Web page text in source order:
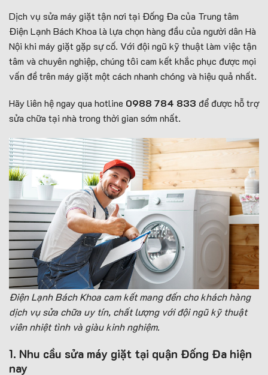
Dịch vụ sửa máy giặt tận nơi tại Đống Đa của Trung tâm
Điện Lạnh Bách Khoa là lựa chọn hàng đầu của người dân Hà
Nội khi máy giặt gặp sự cố. Với đội ngũ kỹ thuật làm việc tận
tâm và chuyên nghiệp, chúng tôi cam kết khắc phục được mọi
vấn đề trên máy giặt một cách nhanh chóng và hiệu quả nhất.
Hãy liên hệ ngay qua hotline 0988 784 833 để được hỗ trợ
sửa chữa tại nhà trong thời gian sớm nhất.
Điện Lạnh Bách Khoa cam kết mang đến cho khách hàng
dịch vụ sửa chữa uy tín, chất lượng với đội ngũ kỹ thuật
viên nhiệt tình và giàu kinh nghiệm.
1. Nhu cầu sửa máy giặt tại quận Đống Đa hiện
nay